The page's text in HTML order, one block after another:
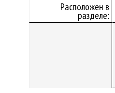
Расположен в
разделе: